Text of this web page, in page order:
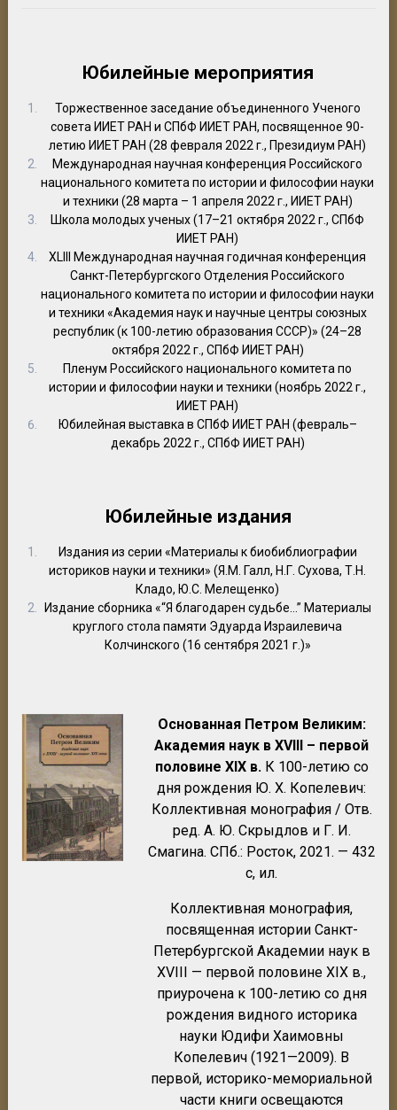
Юбилейные мероприятия
Торжественное заседание объединенного Ученого
совета ИИЕТ РАН и СПбФ ИИЕТ РАН, посвященное 90-
летию ИИЕТ РАН (28 февраля 2022 г., Президиум РАН)
Международная научная конференция Российского
национального комитета по истории и философии науки
и техники (28 марта – 1 апреля 2022 г., ИИЕТ РАН)
Школа молодых ученых (17–21 октября 2022 г., СПбФ
ИИЕТ РАН)
XLIII Международная научная годичная конференция
Санкт-Петербургского Отделения Российского
национального комитета по истории и философии науки
и техники «Академия наук и научные центры союзных
республик (к 100-летию образования СССР)» (24–28
октября 2022 г., СПбФ ИИЕТ РАН)
Пленум Российского национального комитета по
истории и философии науки и техники (ноябрь 2022 г.,
ИИЕТ РАН)
Юбилейная выставка в СПбФ ИИЕТ РАН (февраль–
декабрь 2022 г., СПбФ ИИЕТ РАН)
Юбилейные издания
Издания из серии «Материалы к биобиблиографии
историков науки и техники» (Я.М. Галл, Н.Г. Сухова, Т.Н.
Кладо, Ю.С. Мелещенко)
Издание сборника «“Я благодарен судьбе…” Материалы
круглого стола памяти Эдуарда Израилевича
Колчинского (16 сентября 2021 г.)»
Основанная Петром Великим:
Академия наук в XVIII – первой
половине XIX в. К 100-летию со
дня рождения Ю. X. Копелевич:
Коллективная монография / Отв.
ред. А. Ю. Скрыдлов и Г. И.
Смагина. СПб.: Росток, 2021. — 432
с, ил.
Коллективная монография,
посвященная истории Санкт-
Петербургской Академии наук в
XVIII — первой половине XIX в.,
приурочена к 100-летию со дня
рождения видного историка
науки Юдифи Хаимовны
Копелевич (1921—2009). В
первой, историко-мемориальной
части книги освещаются